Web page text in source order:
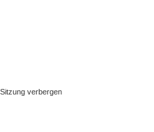
verbergen